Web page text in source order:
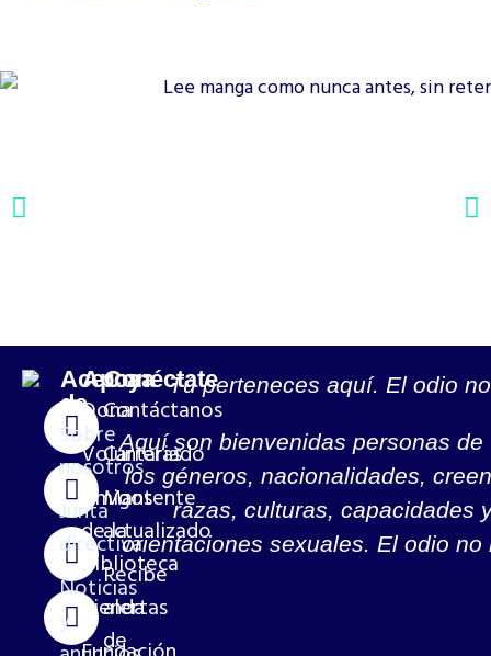
Acerca
de
Sobre
nosotros
Junta
directiva
Noticias
y
Apoya
Dona
Voluntariado
Amigos
de la
biblioteca
Tienda
Fundación
Conéctate
Contáctanos
Carreras
Mantente
actualizado
Recibe
alertas
de
Tú perteneces aquí. El odio
Aquí son bienvenidas personas de
los géneros, nacionalidades,
razas, culturas, capacidades
orientaciones sexuales. El odio no